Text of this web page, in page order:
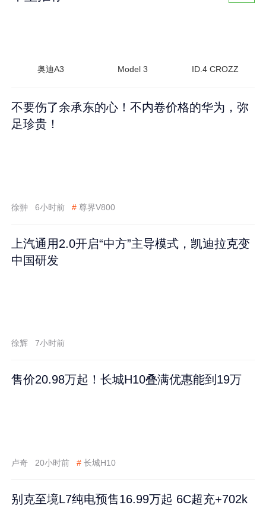
奥迪A3 Model 3 ID.4 CROZZ
不要伤了余承东的心！不内卷价格的华为，弥
足珍贵！
徐翀 6小时前 # 尊界V800
上汽通用2.0开启“中方”主导模式，凯迪拉克变
中国研发
徐辉 7小时前
售价20.98万起！长城H10叠满优惠能到19万
卢奇 20小时前 # 长城H10
别克至境L7纯电预售16.99万起 6C超充+702k